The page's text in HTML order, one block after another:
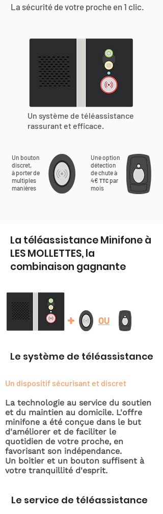
La sécurité de votre proche en 1 clic.
Un système de téléassistance
rassurant et efficace.
Un bouton
discret,
à porter de
multiples
manières
Une option
détection
de chute à
4€ TTC par
mois
La téléassistance Minifone à
LES MOLLETTES, la
combinaison gagnante
+ OU
Le système de téléassistance
Un dispositif sécurisant et discret
La technologie au service du soutien
et du maintien au domicile. L'offre
minifone a été conçue dans le but
d'améliorer et de faciliter le
quotidien de votre proche, en
favorisant son indépendance.
Un boitier et un bouton suffisent à
votre tranquillité d'esprit.
Le service de téléassistance